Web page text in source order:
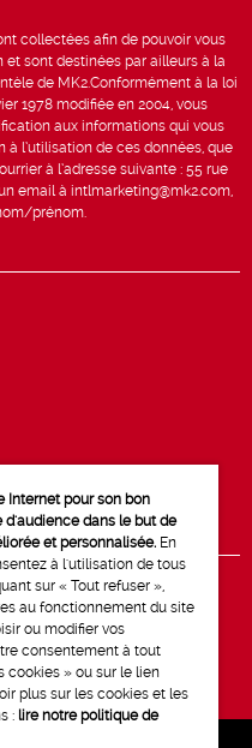
collectées afin de pouvoir vous
sont destinées par ailleurs à la
de MK2.Conformément à la loi
1978 modifiée en 2004, vous
aux informations qui vous
à l’utilisation de ces données, que
à l’adresse suivante : 55 rue
email à intlmarketing@mk2.com,
prénom.
Internet pour son bon
dans le but de
et personnalisée. En
à l'utilisation de tous
sur « Tout refuser »,
au fonctionnement du site
ou modifier vos
consentement à tout
cookies » ou sur le lien
plus sur les cookies et les
: lire notre politique de